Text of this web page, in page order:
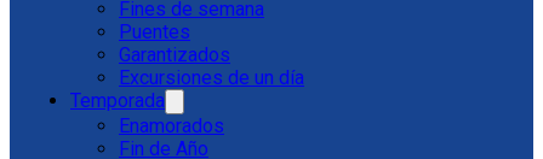
Fines de semana
Puentes
Garantizados
Excursiones de un día
Temporada
Enamorados
Fin de Año